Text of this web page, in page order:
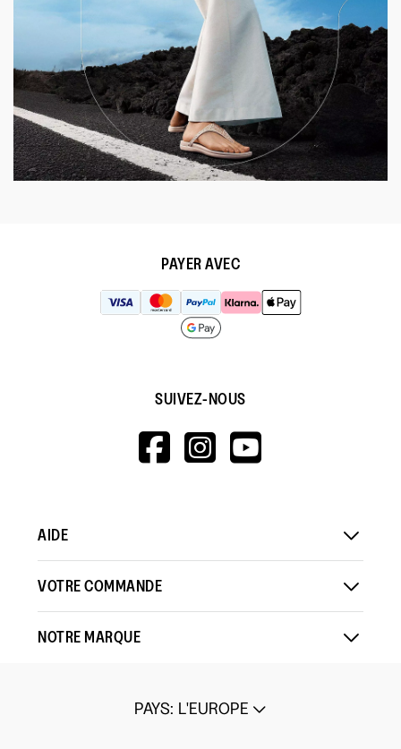
PAYER AVEC
SUIVEZ-NOUS
HTTPS://
HTTPS://
AIDE
VOTRE COMMANDE
NOTRE MARQUE
PAYS: L'EUROPE